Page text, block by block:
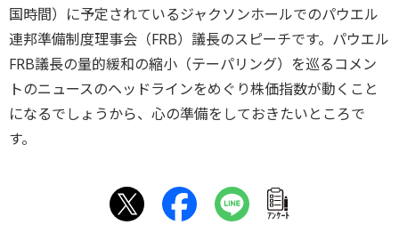
国時間）に予定されているジャクソンホールでのパウエル
連邦準備制度理事会（FRB）議長のスピーチです。パウエル
FRB議長の量的緩和の縮小（テーパリング）を巡るコメン
トのニュースのヘッドラインをめぐり株価指数が動くこと
になるでしょうから、心の準備をしておきたいところで
す。
ｱﾝｹｰﾄ